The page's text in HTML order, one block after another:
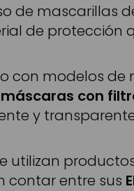
de mascarillas
de protección
con modelos
máscaras con
y
utilizan
contar entre sus